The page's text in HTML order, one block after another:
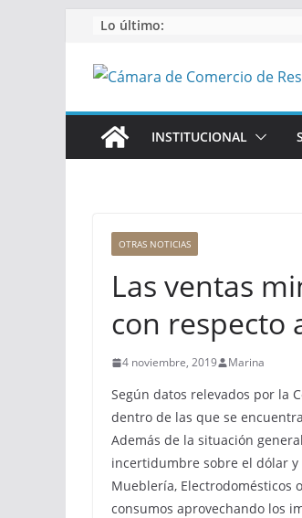
Saltar
contenido
Lo último:
INSTITUCIONAL
OTRAS NOTICIAS
Las ventas
con respecto
4 noviembre, 2019 Marina
Según datos relevados por la
dentro de las que se
Además de la situación
incertidumbre sobre el dólar y
Mueblería, Electrodomésticos
consumos aprovechando los